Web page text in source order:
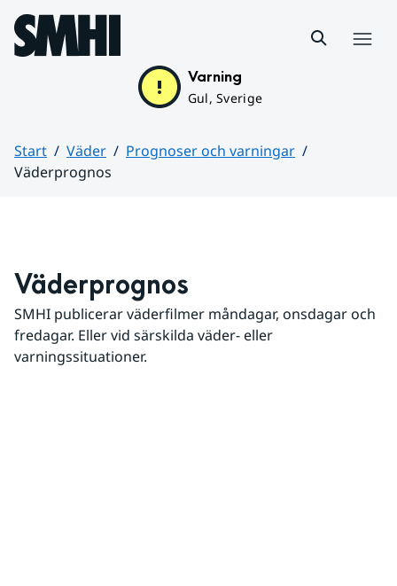
Hoppa till sidans innehåll
Varning
Gul, Sverige
Start Väder
Prognoser och varningar
Väderprognos
Väderprognos
SMHI publicerar väderfilmer måndagar, onsdagar och
fredagar. Eller vid särskilda väder- eller
varningssituationer.